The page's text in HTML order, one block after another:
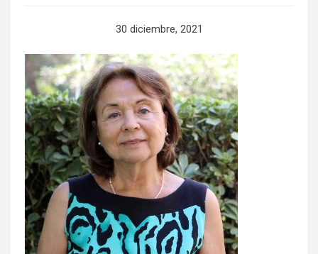
30 diciembre, 2021